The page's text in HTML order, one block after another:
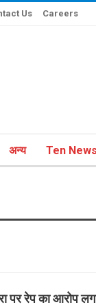
Us Careers
अन्य Ten
पर रेप का आरोप